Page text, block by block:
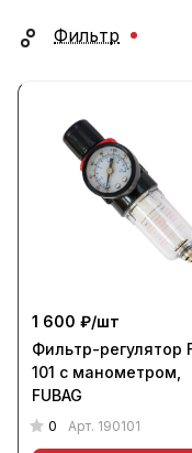
Фильтр
1 600 ₽/шт
Фильтр-регулятор
101 с манометром,
FUBAG
0 Арт. 190101